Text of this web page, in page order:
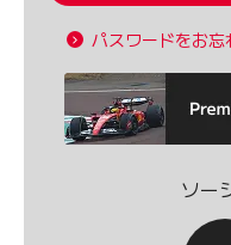
パスワードをお忘
ソー